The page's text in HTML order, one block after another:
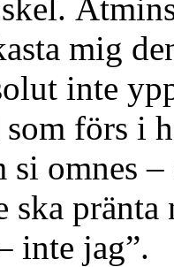
mig
inte
som förs i
si omnes
ska
inte jag”.